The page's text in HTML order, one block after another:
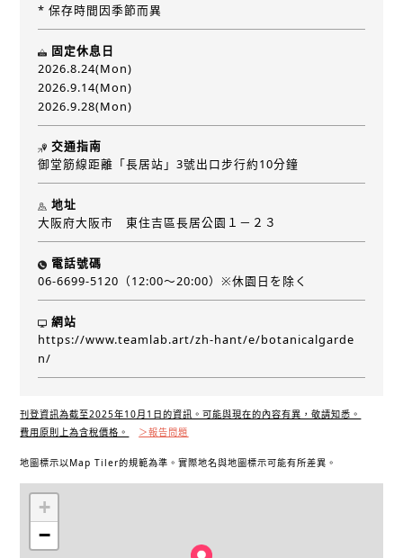
* 保存時間因季節而異
固定休息日
2026.8.24(Mon)
2026.9.14(Mon)
2026.9.28(Mon)
交通指南
御堂筋線距離「長居站」3號出口步行約10分鐘
地址
大阪府大阪市 東住吉區長居公園１－２３
電話號碼
06-6699-5120（12:00～20:00）※休園日を除く
網站
https://www.teamlab.art/zh-hant/e/botanicalgarde
n/
刊登資訊為截至2025年10月1日的資訊。可能與現在的內容有異，敬請知悉。
費用原則上為含稅價格。
＞報告問題
地圖標示以Map Tiler的規範為準。實際地名與地圖標示可能有所差異。
+
−